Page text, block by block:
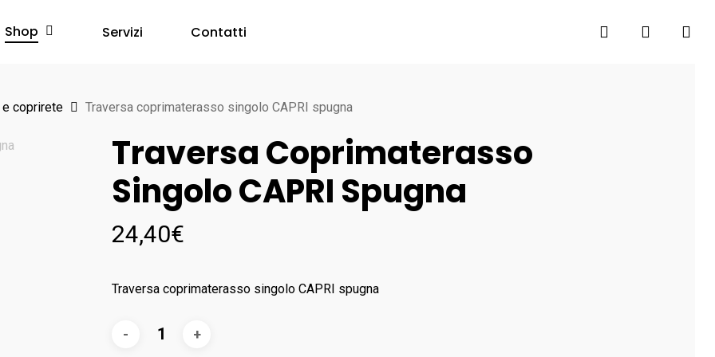
Shop Servizi Contatti search account
coprirete Traversa coprimaterasso singolo CAPRI spugna
Traversa Coprimaterasso
Singolo CAPRI Spugna
24,40€
Traversa coprimaterasso singolo CAPRI spugna